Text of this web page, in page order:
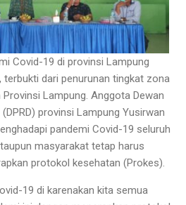
Covid-19 di provinsi Lampung
terbukti dari penurunan tingkat zona
Lampung. Anggota Dewan
provinsi Lampung Yusirwan
pandemi Covid-19 seluruh
masyarakat tetap harus
protokol kesehatan (Prokes).
19 di karenakan kita semua